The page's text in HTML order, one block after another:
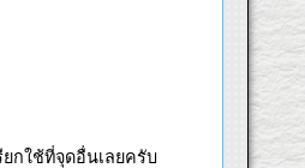
ยกใช้ที่จุดอื่นเลยครับ